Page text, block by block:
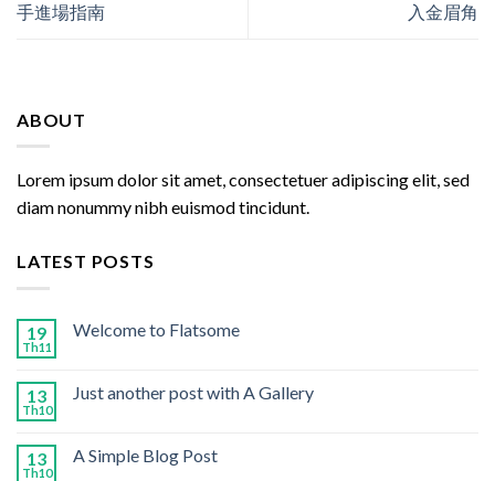
手進場指南
入金眉角
ABOUT
Lorem ipsum dolor sit amet, consectetuer adipiscing elit, sed
diam nonummy nibh euismod tincidunt.
LATEST POSTS
19
Th11
Welcome to Flatsome
13
Th10
Just another post with A Gallery
13
Th10
A Simple Blog Post